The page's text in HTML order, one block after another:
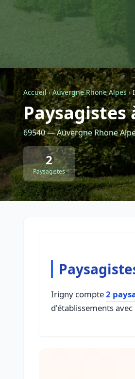
Accueil›Auvergne Rhone Alpes›
69540 — Auvergne Rhone
2
Paysagistes
Irigny compte2
d'établissements